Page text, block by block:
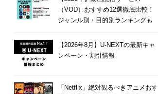
（VOD）おすすめ12選徹底比較！
ジャンル別・目的別ランキングも
【2026年8月】U-NEXTの最新キャ
ンペーン・割引情報
「Netflix」絶対観るべきアニメおす